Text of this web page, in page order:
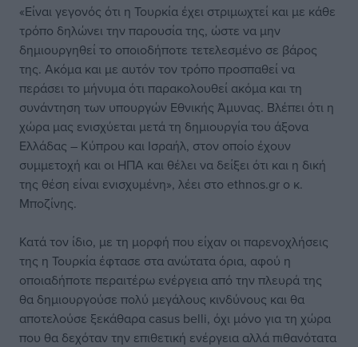
«Είναι γεγονός ότι η Τουρκία έχει στριμωχτεί και με κάθε
τρόπο δηλώνει την παρουσία της, ώστε να μην
δημιουργηθεί το οποιοδήποτε τετελεσμένο σε βάρος
της. Ακόμα και με αυτόν τον τρόπο προσπαθεί να
περάσει το μήνυμα ότι παρακολουθεί ακόμα και τη
συνάντηση των υπουργών Εθνικής Άμυνας. Βλέπει ότι η
χώρα μας ενισχύεται μετά τη δημιουργία του άξονα
Ελλάδας – Κύπρου και Ισραήλ, στον οποίο έχουν
συμμετοχή και οι ΗΠΑ και θέλει να δείξει ότι και η δική
της θέση είναι ενισχυμένη», λέει στο ethnos.gr ο κ.
Μποζίνης.
Κατά τον ίδιο, με τη μορφή που είχαν οι παρενοχλήσεις
της η Τουρκία έφτασε στα ανώτατα όρια, αφού η
οποιαδήποτε περαιτέρω ενέργεια από την πλευρά της
θα δημιουργούσε πολύ μεγάλους κινδύνους και θα
αποτελούσε ξεκάθαρα casus belli, όχι μόνο για τη χώρα
που θα δεχόταν την επιθετική ενέργεια αλλά πιθανότατα